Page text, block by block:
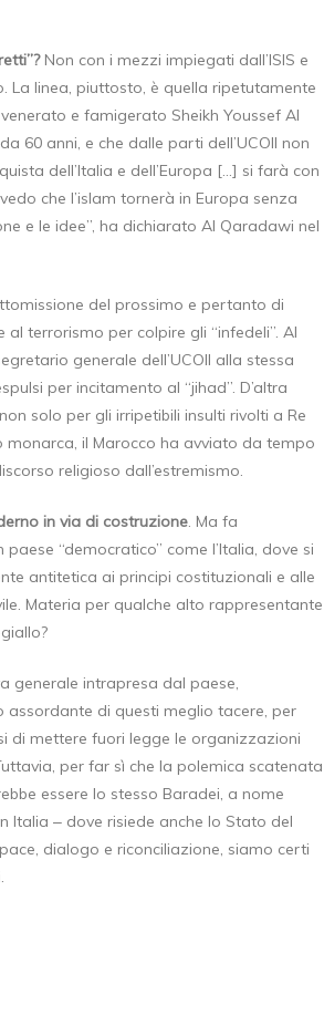
Non con i mezzi impiegati dall’ISIS e
La linea, piuttosto, è quella ripetutamente
e famigerato Sheikh Youssef Al
60 anni, e che dalle parti dell’UCOII non
dell’Italia e dell’Europa […] si farà con
che l’islam tornerà in Europa senza
e le idee”, ha dichiarato Al Qaradawi nel
del prossimo e pertanto di
terrorismo per colpire gli “infedeli”. Al
generale dell’UCOII alla stessa
per incitamento al “jihad”. D’altra
solo per gli irripetibili insulti rivolti a Re
monarca, il Marocco ha avviato da tempo
religioso dall’estremismo.
in via di costruzione. Ma fa
“democratico” come l’Italia, dove si
antitetica ai principi costituzionali e alle
Materia per qualche alto rappresentante
generale intrapresa dal paese,
assordante di questi meglio tacere, per
di mettere fuori legge le organizzazioni
per far sì che la polemica scatenata
essere lo stesso Baradei, a nome
Italia ‒ dove risiede anche lo Stato del
dialogo e riconciliazione, siamo certi